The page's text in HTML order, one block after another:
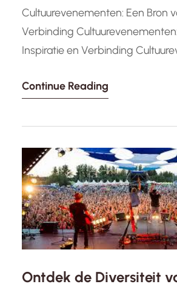
Cultuurevenementen: Een Bron
Verbinding
Inspiratie en Verbinding
samenleving, waar kunst,
en te verbinden. Of het nu gaat
gemeenschap of een
muziekfestival dat duizenden
Continue Reading
Ontdek de Diversiteit